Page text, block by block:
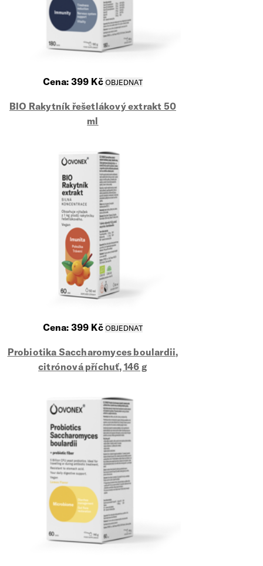
Cena: 399 Kč
BIO Rakytník řešetlákový extrakt 50
ml
Cena: 399 Kč
Probiotika Saccharomyces boulardii,
citrónová příchuť, 146 g